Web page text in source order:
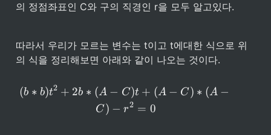
의 정점좌표인 C와 구의 직경인 r을 모두 알고있다.
따라서 우리가 모르는 변수는 t이고 t에대한 식으로 위
의 식을 정리해보면 아래와 같이 나오는 것이다.
(b * b)t^2 + 2b *(A-C)t +
(b ∗ b)t2 + 2b ∗ (A − C)t + (A − C) ∗ (A −
C) − r2 = 0